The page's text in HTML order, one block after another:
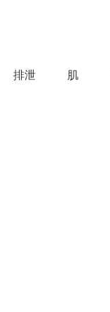
排泄 肌